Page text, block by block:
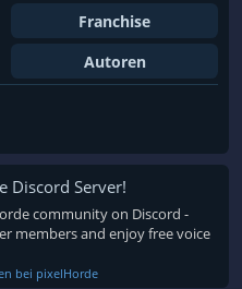
Franchise
Autoren
Discord Server!
community on Discord -
members and enjoy free voice
bei pixelHorde